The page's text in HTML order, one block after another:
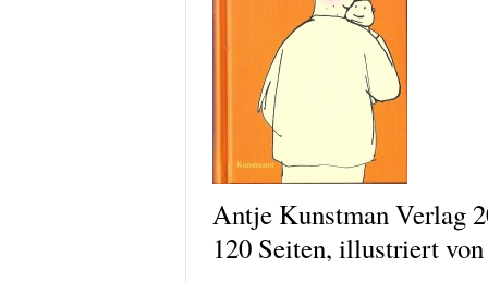
Antje Kunstman Verlag
120 Seiten, illustriert